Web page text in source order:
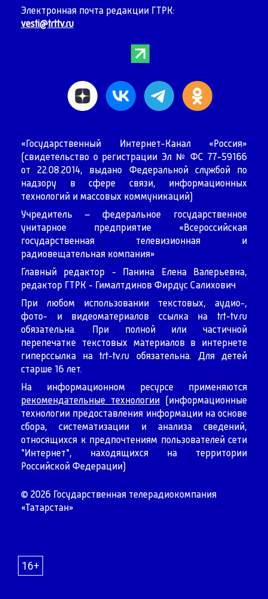
Электронная почта редакции ГТРК:
vesti@trttv.ru
«Государственный Интернет-Канал «Россия»
(свидетельство о регистрации Эл № ФС 77-59166
от 22.08.2014, выдано Федеральной службой по
надзору в сфере связи, информационных
технологий и массовых коммуникаций)
Учредитель – федеральное государственное
унитарное предприятие «Всероссийская
государственная телевизионная и
радиовещательная компания»
Главный редактор - Панина Елена Валерьевна,
редактор ГТРК - Гималтдинов Фирдус Салихович
При любом использовании текстовых, аудио-,
фото- и видеоматериалов ссылка на trt-tv.ru
обязательна. При полной или частичной
перепечатке текстовых материалов в интернете
гиперссылка наtrt-tv.ru обязательна. Для детей
старше 16 лет.
На информационном ресурсе применяются
рекомендательные технологии (информационные
технологии предоставления информации на основе
сбора, систематизации и анализа сведений,
относящихся к предпочтениям пользователей сети
"Интернет", находящихся на территории
Российской Федерации)
© 2026 Государственная телерадиокомпания
«Татарстан»
16+